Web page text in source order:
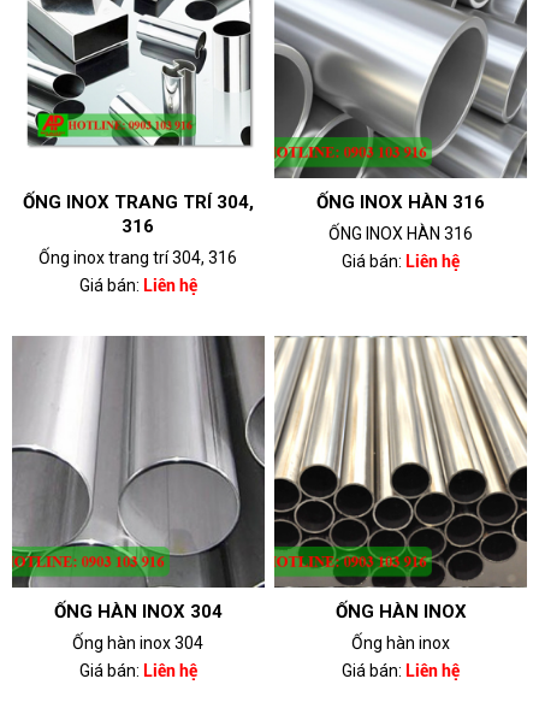
ỐNG INOX TRANG TRÍ 304,
316
Ống inox trang trí 304, 316
Giá bán: Liên hệ
ỐNG INOX HÀN 316
ỐNG INOX HÀN 316
Giá bán: Liên hệ
ỐNG HÀN INOX 304
Ống hàn inox 304
Giá bán: Liên hệ
ỐNG HÀN INOX
Ống hàn inox
Giá bán: Liên hệ